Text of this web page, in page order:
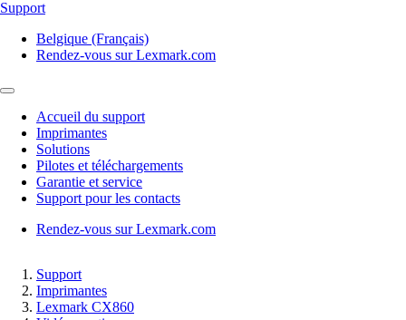
Support
Belgique (Français)
Rendez-vous sur Lexmark.com
Accueil du support
Imprimantes
Solutions
Pilotes et téléchargements
Garantie et service
Support pour les contacts
Rendez-vous sur Lexmark.com
Support
Imprimantes
Lexmark CX860